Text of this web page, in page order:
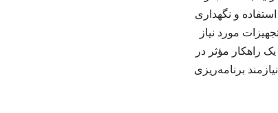
و نگهداری
مورد نیاز
راهکار مؤثر در
برنامه‌ریزی